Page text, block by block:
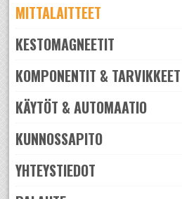
MITTALAITTEET
KESTOMAGNEETIT
KOMPONENTIT & TARVIKKEET
KÄYTÖT & AUTOMAATIO
KUNNOSSAPITO
YHTEYSTIEDOT